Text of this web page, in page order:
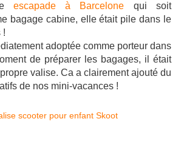
escapade à Barcelone qui soit
bagage cabine, elle était pile dans le
!
adoptée comme porteur dans
de préparer les bagages, il était
valise. Ca a clairement ajouté du
de nos mini-vacances !